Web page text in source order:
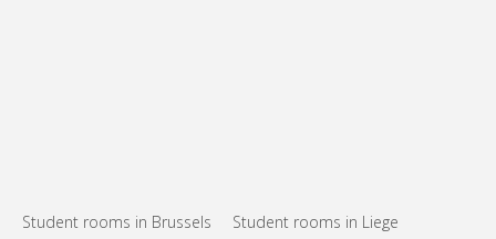
Student rooms in Brussels
Student rooms in Liege